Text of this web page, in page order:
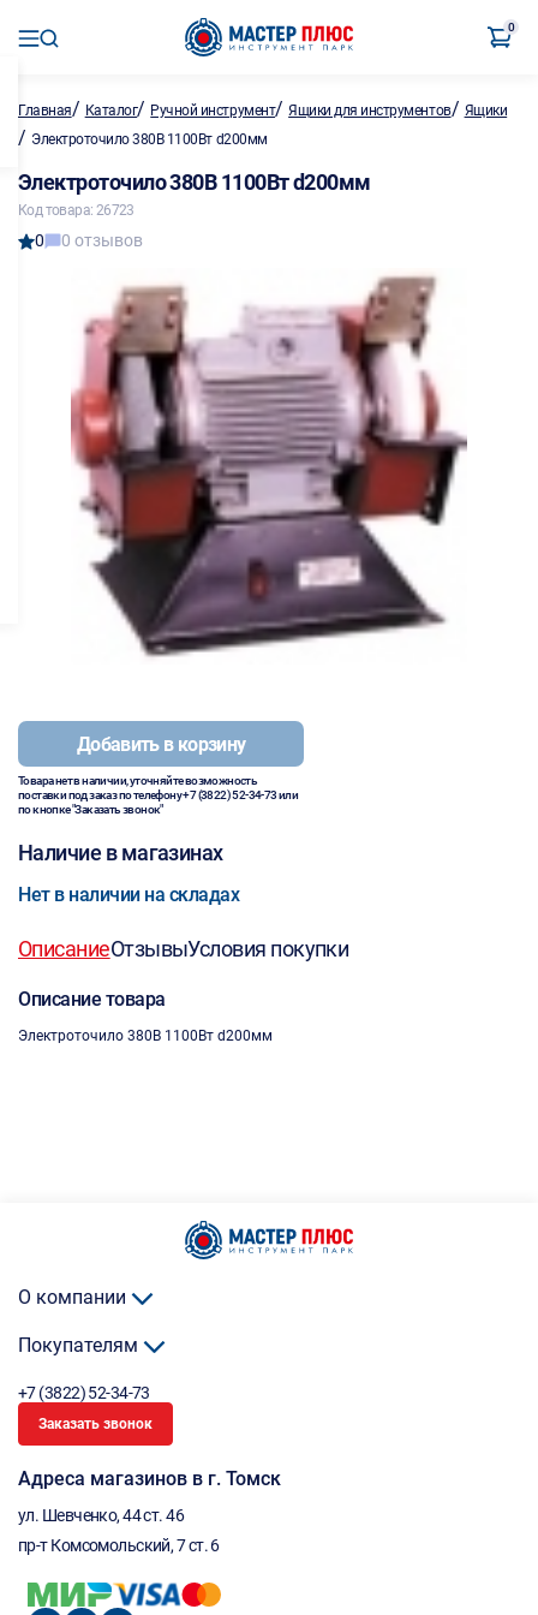
0
Главная/ Каталог/ Ручной инструмент/Ящики для инструментов/ Ящики
/ Электроточило 380В 1100Вт d200мм
Электроточило 380В 1100Вт d200мм
Код товара: 26723
0 0 отзывов
Добавить в корзину
Товара нет в наличии, уточняйте возможность
поставки под заказ по телефону+7 (3822) 52-34-73или
по кнопке "Заказать звонок"
Наличие в магазинах
Нет в наличии на складах
ОписаниеОтзывыУсловия покупки
Описание товара
Электроточило 380В 1100Вт d200мм
О компании
Покупателям
+7 (3822) 52-34-73
Заказать звонок
Адреса магазинов в г. Томск
ул. Шевченко, 44 ст. 46
пр-т Комсомольский, 7 ст. 6